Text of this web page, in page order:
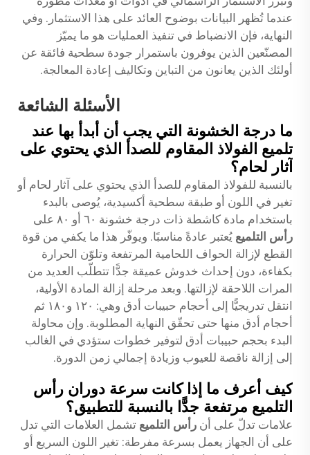
عندما تُظهر البيانات بوضوح العائد على هذا الاستثمار. وفي
النهاية، فإن الانضباط في تنفيذ العمليات هو ما يميّز
المصنّعين الذين يوفرون باستمرار جودة سطحية فائقة عن
أولئك الذين يعانون من التباين وتكاليف إعادة المعالجة.
الأسئلة الشائعة
ما درجة الخشونة التي يجب أن أبدأ بها عند
تلميع الفولاذ المقاوم للصدأ الذي يحتوي على
آثار لحام؟
بالنسبة للفولاذ المقاوم للصدأ الذي يحتوي على آثار لحام أو
تغير في اللون أو طبقة سطحية أكسيدية، يُوصى بالبدء
باستخدام مادة كاشطة ذات درجة خشونة ٦٠ أو ٨٠ على
رأس التلميع يُعتبر عادةً مناسبًا. ويوفّر هذا ما يكفي من قوة
القطع لإزالة الحواف اللحامية المرتفعة وتلوّن الحرارة
بكفاءة، دون إحداث خدوش عميقة جدًّا تتطلّب العديد من
المرات اللاحقة لإزالتها. وبعد مرحلة إزالة المادة الأولية،
انتقل تدريجيًّا إلى أحجام حبيبات أدق وهي: ١٢٠ و١٨٠ ثم
أحجام أدق منها حتى تحقّق النهاية المطلوبة. وإن محاولة
البدء بحجم حبيبات أدق لتوفير خطوات ستؤدي في الغالب
إلى إزالة ناقصة للعيوب وزيادة إجمالي زمن الدورة.
كيف أعرف ما إذا كانت سرعة دوران رأس
التلميع مرتفعة جدًّا بالنسبة للتطبيق؟
علامات تدلّ على أن رأس التلميع تشمل العلامات التي تدل
على أن الجهاز يعمل بسرعة مفرطة: تغير اللون السريع أو